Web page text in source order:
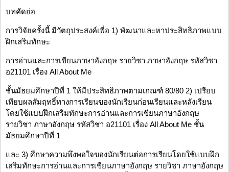
บทคัดย่อ
การวิจัยครั้งนี้ มีวัตถุประสงค์เพื่อ 1) พัฒนาและหาประสิทธิภาพแบบ
ฝึกเสริมทักษะ
การอ่านและการเขียนภาษาอังกฤษ รายวิชา ภาษาอังกฤษ รหัสวิชา
อ21101 เรื่อง All About Me
ชั้นมัธยมศึกษาปีที่ 1 ให้มีประสิทธิภาพตามเกณฑ์ 80/80 2) เปรียบ
เทียบผลสัมฤทธิ์ทางการเรียนของนักเรียนก่อนเรียนและหลังเรียน
โดยใช้แบบฝึกเสริมทักษะการอ่านและการเขียนภาษาอังกฤษ
รายวิชา ภาษาอังกฤษ รหัสวิชา อ21101 เรื่อง All About Me ชั้น
มัธยมศึกษาปีที่ 1
และ 3) ศึกษาความพึงพอใจของนักเรียนต่อการเรียนโดยใช้แบบฝึก
เสริมทักษะการอ่านและการเขียนภาษาอังกฤษ รายวิชา ภาษาอังกฤษ